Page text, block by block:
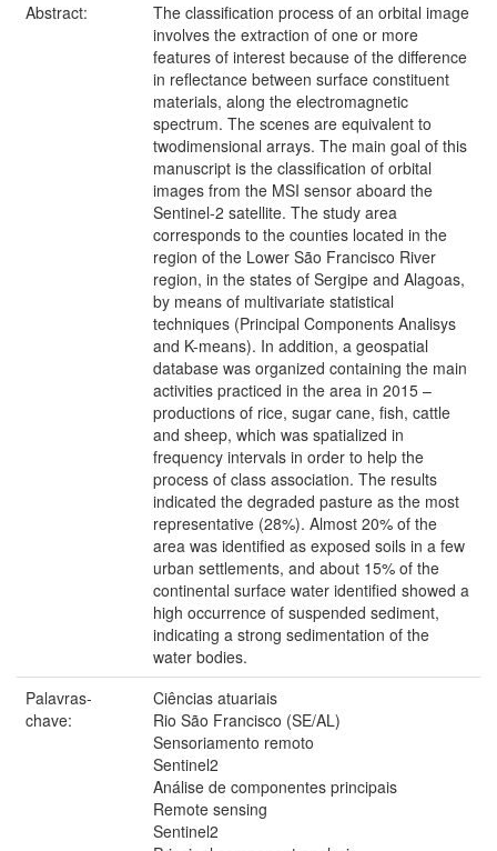
Abstract:
The classification process of an orbital image
involves the extraction of one or more
features of interest because of the difference
in reflectance between surface constituent
materials, along the electromagnetic
spectrum. The scenes are equivalent to
twodimensional arrays. The main goal of this
manuscript is the classification of orbital
images from the MSI sensor aboard the
Sentinel-2 satellite. The study area
corresponds to the counties located in the
region of the Lower São Francisco River
region, in the states of Sergipe and Alagoas,
by means of multivariate statistical
techniques (Principal Components Analisys
and K-means). In addition, a geospatial
database was organized containing the main
activities practiced in the area in 2015 –
productions of rice, sugar cane, fish, cattle
and sheep, which was spatialized in
frequency intervals in order to help the
process of class association. The results
indicated the degraded pasture as the most
representative (28%). Almost 20% of the
area was identified as exposed soils in a few
urban settlements, and about 15% of the
continental surface water identified showed a
high occurrence of suspended sediment,
indicating a strong sedimentation of the
water bodies.
Palavras-
chave:
Ciências atuariais
Rio São Francisco (SE/AL)
Sensoriamento remoto
Sentinel2
Análise de componentes principais
Remote sensing
Sentinel2